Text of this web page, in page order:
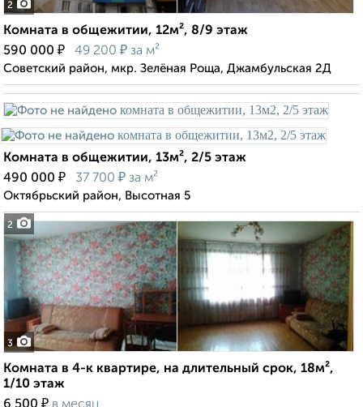
2
Комната в общежитии, 12м², 8/9 этаж
590 000 ₽ 49 200 ₽ за м²
Советский район, мкр. Зелёная Роща, Джамбульская 2Д
2
Комната в общежитии, 13м², 2/5 этаж
490 000 ₽ 37 700 ₽ за м²
Октябрьский район, Высотная 5
3
Комната в 4-к квартире, на длительный срок, 18м²,
1/10 этаж
₽